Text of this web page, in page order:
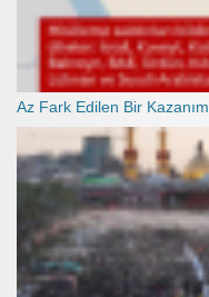
Az Fark Edilen Bir Kazanım